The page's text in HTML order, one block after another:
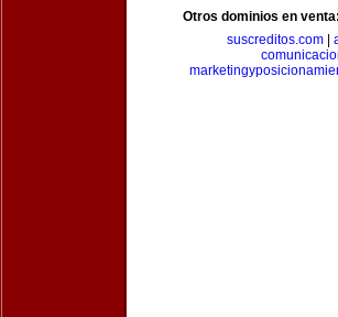
Otros dominios en venta:
suscreditos.com